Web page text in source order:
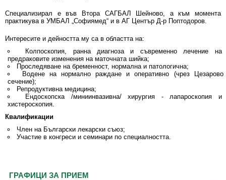
Специализирал е във Втора САГБАЛ Шейново, а към момента
практикува в УМБАЛ „Софиямед“ и в АГ Център Д-р Поптодоров.
Интересите и дейността му са в областта на:
Колпоскопия, ранна диагноза и съвременно лечение на
предраковите изменения на маточната шийка;
Проследяване на бременност, нормална и патологична;
Водене на нормално раждане и оперативно (чрез Цезарово
сечение);
Репродуктивна медицина;
Ендоскопска /миниинвазивна/ хирургия - лапароскопия и
хистероскопия.
Квалификации
Член на Български лекарски съюз;
Участие в конгреси и семинари по специалността.
ГРАФИЦИ ЗА ПРИЕМ